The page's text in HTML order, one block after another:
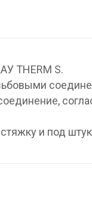
THERM S.
и под